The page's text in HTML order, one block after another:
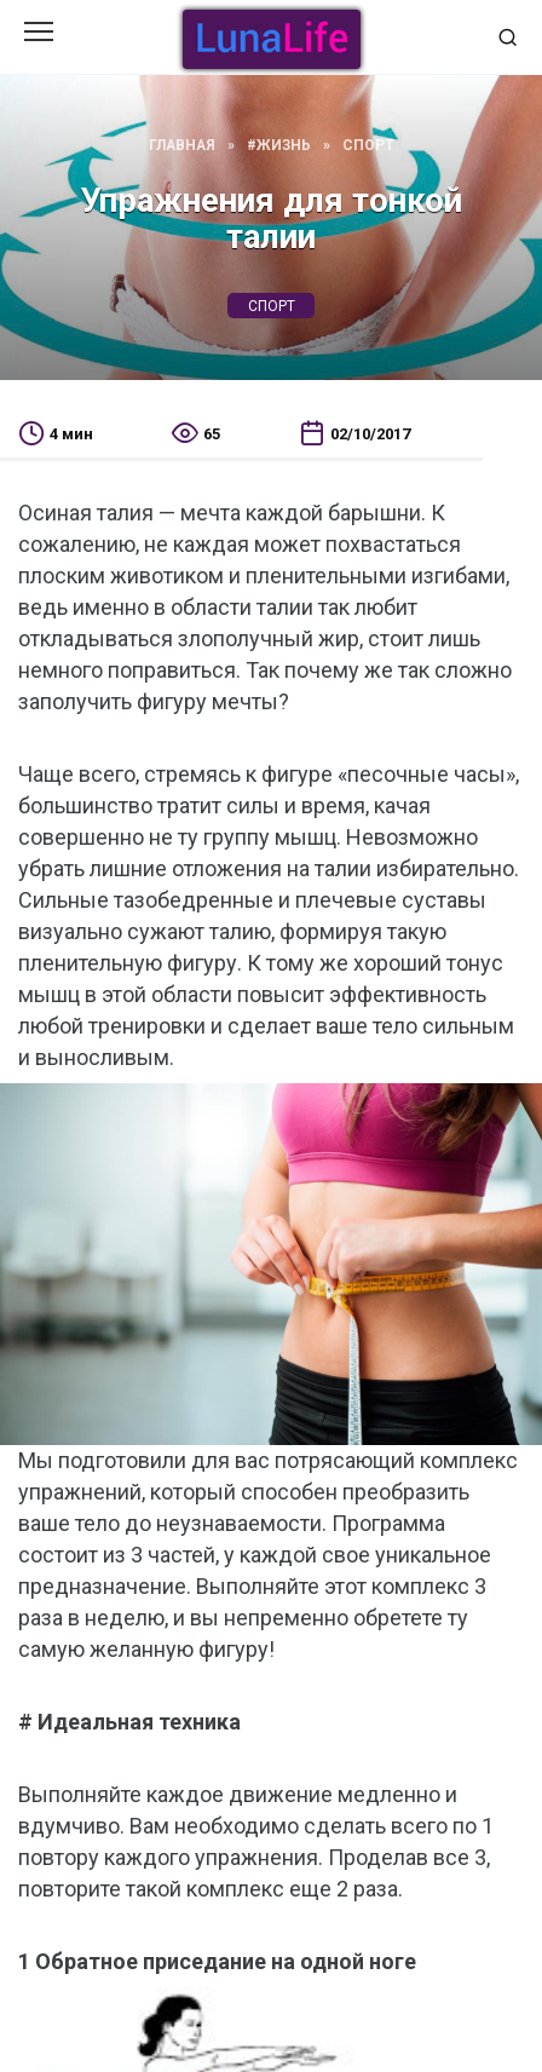
ГЛАВНАЯ » #ЖИЗНЬ » СПОРТ
Упражнения для тонкой
талии
СПОРТ
4 мин 65 02/10/2017
Осиная талия — мечта каждой барышни. К
сожалению, не каждая может похвастаться
плоским животиком и пленительными изгибами,
ведь именно в области талии так любит
откладываться злополучный жир, стоит лишь
немного поправиться. Так почему же так сложно
заполучить фигуру мечты?
Чаще всего, стремясь к фигуре «песочные часы»,
большинство тратит силы и время, качая
совершенно не ту группу мышц. Невозможно
убрать лишние отложения на талии избирательно.
Сильные тазобедренные и плечевые суставы
визуально сужают талию, формируя такую
пленительную фигуру. К тому же хороший тонус
мышц в этой области повысит эффективность
любой тренировки и сделает ваше тело сильным
и выносливым.
Мы подготовили для вас потрясающий комплекс
упражнений, который способен преобразить
ваше тело до неузнаваемости. Программа
состоит из 3 частей, у каждой свое уникальное
предназначение. Выполняйте этот комплекс 3
раза в неделю, и вы непременно обретете ту
самую желанную фигуру!
# Идеальная техника
Выполняйте каждое движение медленно и
вдумчиво. Вам необходимо сделать всего по 1
повтору каждого упражнения. Проделав все 3,
повторите такой комплекс еще 2 раза.
1 Обратное приседание на одной ноге